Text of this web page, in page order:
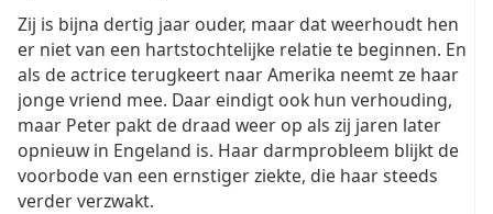
Zij is bijna dertig jaar ouder, maar dat weerhoudt hen
er niet van een hartstochtelijke relatie te beginnen. En
als de actrice terugkeert naar Amerika neemt ze haar
jonge vriend mee. Daar eindigt ook hun verhouding,
maar Peter pakt de draad weer op als zij jaren later
opnieuw in Engeland is. Haar darmprobleem blijkt de
voorbode van een ernstiger ziekte, die haar steeds
verder verzwakt.